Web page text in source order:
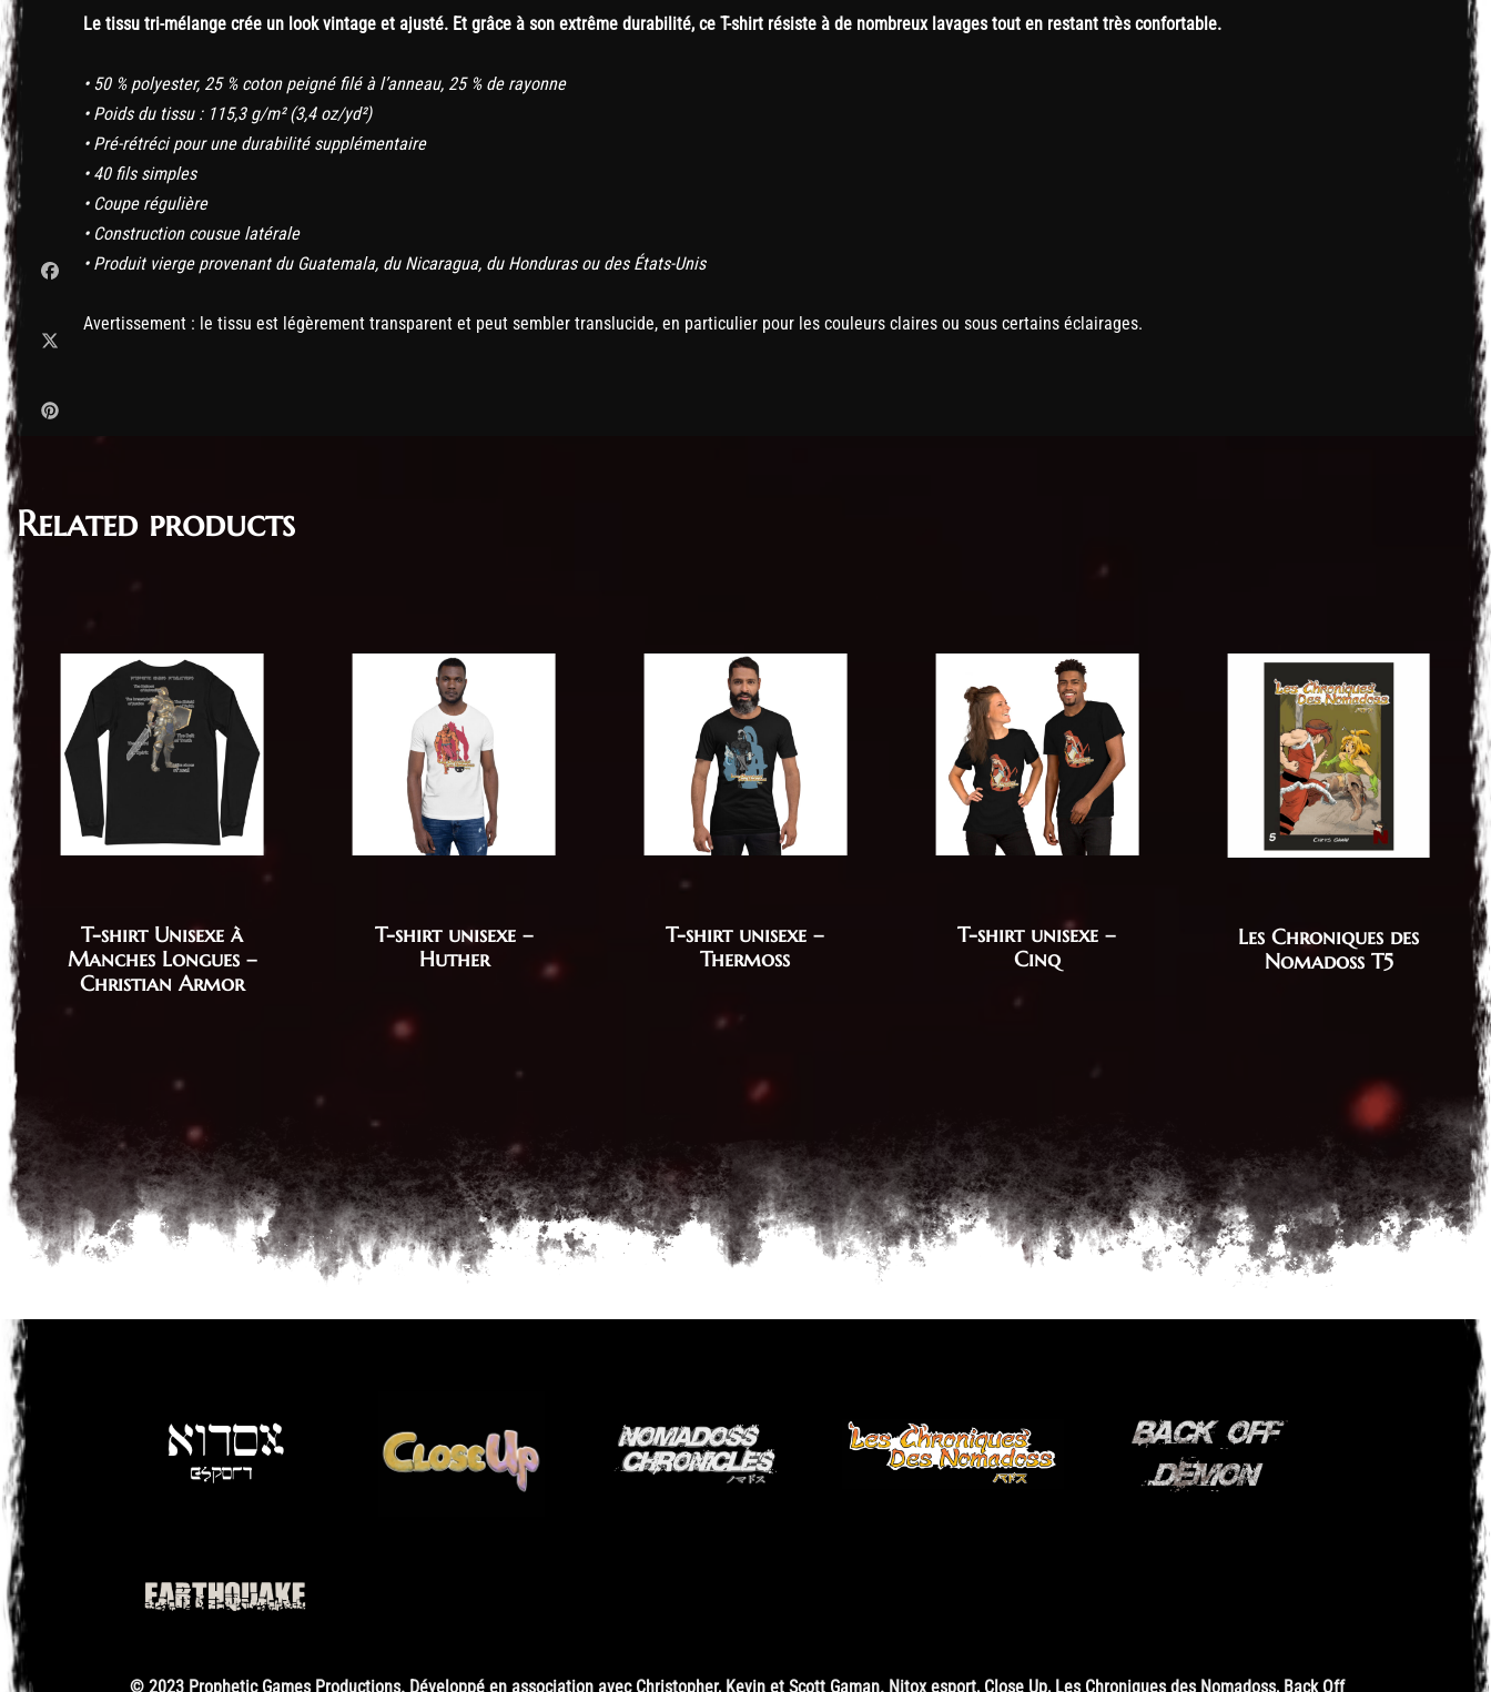
Le tissu tri-mélange crée un look vintage et ajusté. Et grâce à son extrême durabilité, ce T-shirt résiste à de nombreux lavages tout en restant très confortable.
• 50 % polyester, 25 % coton peigné filé à l’anneau, 25 % de rayonne
• Poids du tissu : 115,3 g/m² (3,4 oz/yd²)
• Pré-rétréci pour une durabilité supplémentaire
• 40 fils simples
• Coupe régulière
• Construction cousue latérale
• Produit vierge provenant du Guatemala, du Nicaragua, du Honduras ou des États-Unis
Avertissement : le tissu est légèrement transparent et peut sembler translucide, en particulier pour les couleurs claires ou sous certains éclairages.
Related products
T-shirt unisexe –
Thermoss
T-shirt unisexe –
Cinq
Les Chroniques des
Nomadoss T5
T-shirt Unisexe à
Manches Longues –
Christian Armor
T-shirt unisexe –
Huther
© 2023 Prophetic Games Productions. Développé en association avec Christopher, Kevin et Scott Gaman. Nitox esport, Close Up, Les Chroniques des Nomadoss, Back Off